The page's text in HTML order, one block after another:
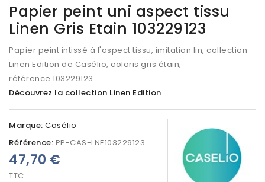
Papier peint uni aspect tissu
Linen Gris Etain 103229123
Papier peint intissé à l'aspect tissu, imitation lin, collection
Linen Edition de Casélio, coloris gris étain,
référence 103229123.
Découvrez la collection Linen Edition
Marque: Casélio
Référence: PP-CAS-LNE103229123
47,70 €
TTC